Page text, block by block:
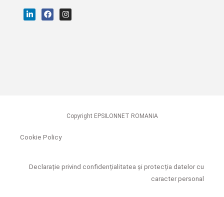
Copyright EPSILONNET ROMANIA
Cookie Policy
Declarație privind confidențialitatea și protecția datelor cu
caracter personal